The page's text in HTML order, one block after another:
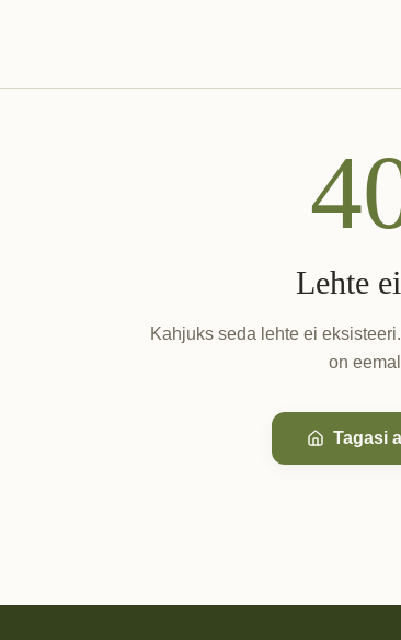
Lehte ei
Kahjuks seda lehte ei
on
Tagasi